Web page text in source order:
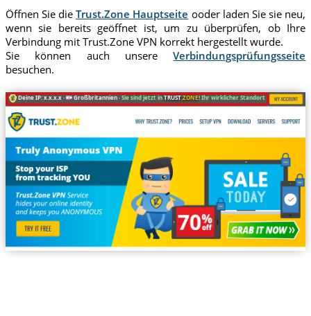
Öffnen Sie dieTrust.Zone Hauptseite ooder laden Sie sie neu,
wenn sie bereits geöffnet ist, um zu überprüfen, ob Ihre
Verbindung mit Trust.Zone VPN korrekt hergestellt wurde.
Sie können auch unsereVerbindungsprüfungsseite
besuchen.
Deine IP: x.x.x.x · Großbritannien ·Sie sind jetzt inTRUST.ZONE! Ihr wirklicher Standort ist versteckt!